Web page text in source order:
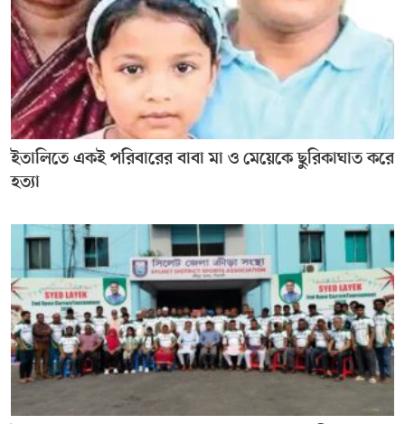
ইতালিতে একই পরিবারের বাবা মা ও মেয়েকে ছুরিকাঘাত করে
হত্যা